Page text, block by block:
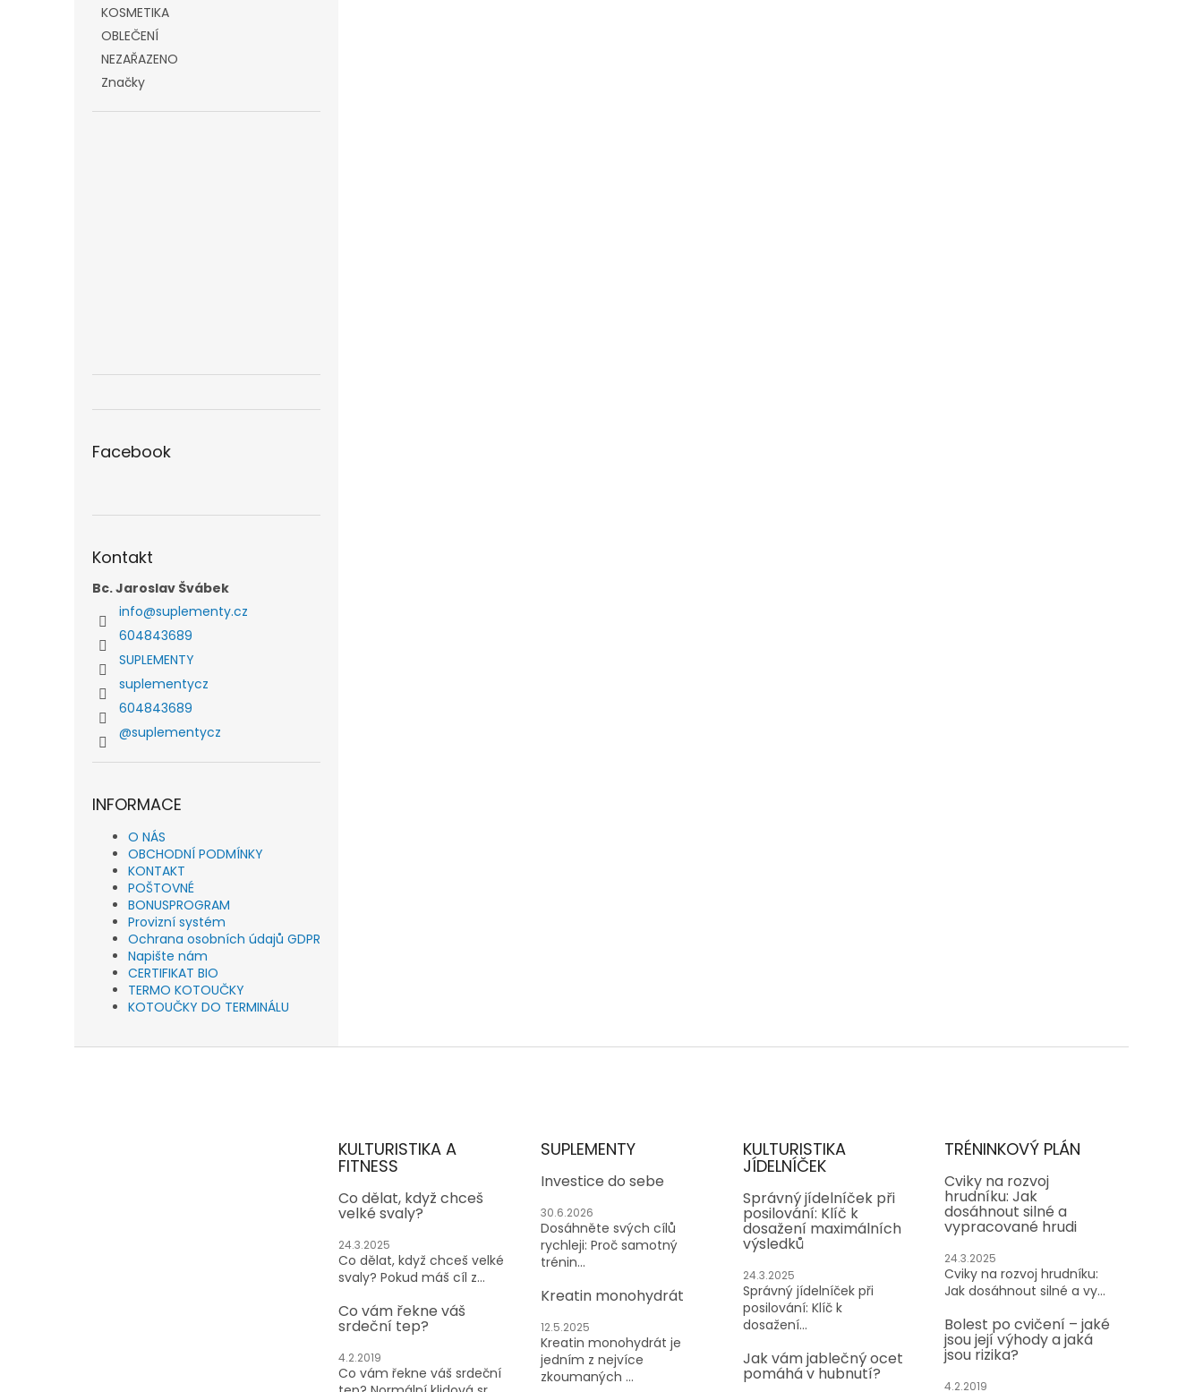
KOSMETIKA
OBLEČENÍ
NEZAŘAZENO
Značky
Facebook
Kontakt
Bc. Jaroslav Švábek
info@suplementy.cz
604843689
SUPLEMENTY
suplementycz
604843689
@suplementycz
INFORMACE
O NÁS
OBCHODNÍ PODMÍNKY
KONTAKT
POŠTOVNÉ
BONUSPROGRAM
Provizní systém
Ochrana osobních údajů GDPR
Napište nám
CERTIFIKAT BIO
TERMO KOTOUČKY
KOTOUČKY DO TERMINÁLU
KULTURISTIKA A
FITNESS
Co dělat, když chceš
velké svaly?
24.3.2025
Co dělat, když chceš velké
svaly? Pokud máš cíl z...
Co vám řekne váš
srdeční tep?
4.2.2019
Co vám řekne váš srdeční
SUPLEMENTY
Investice do sebe
30.6.2026
Dosáhněte svých cílů
rychleji: Proč samotný
trénin...
Kreatin monohydrát
12.5.2025
Kreatin monohydrát je
jedním z nejvíce
zkoumaných ...
KULTURISTIKA
JÍDELNÍČEK
Správný jídelníček při
posilování: Klíč k
dosažení maximálních
výsledků
24.3.2025
Správný jídelníček při
posilování: Klíč k
dosažení...
Jak vám jablečný ocet
pomáhá v hubnutí?
TRÉNINKOVÝ PLÁN
Cviky na rozvoj
hrudníku: Jak
dosáhnout silné a
vypracované hrudi
24.3.2025
Cviky na rozvoj hrudníku:
Jak dosáhnout silné a vy...
Bolest po cvičení – jaké
jsou její výhody a jaká
jsou rizika?
4.2.2019